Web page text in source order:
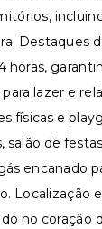
Destaques
horas,
lazer e
físicas e
salão de
encanado
Localização
no coração